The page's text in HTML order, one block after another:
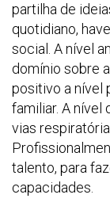
partilha de
quotidiano,
social. A nível
domínio sobre
positivo a nível
familiar. A nível
vias
talento, para
capacidades.